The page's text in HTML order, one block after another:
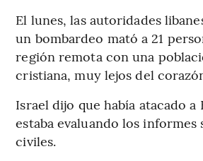
El lunes, las autoridades
un bombardeo mató a 21
región remota con una
cristiana, muy lejos del
Israel dijo que había atacado a
estaba evaluando los informes
civiles.